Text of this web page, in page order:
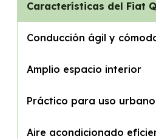
Características del Fiat
Conducción ágil y
Amplio espacio interior
Práctico para uso urbano
Aire acondicionado